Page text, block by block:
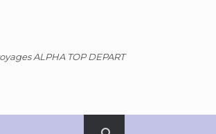
ALPHA TOP DEPART